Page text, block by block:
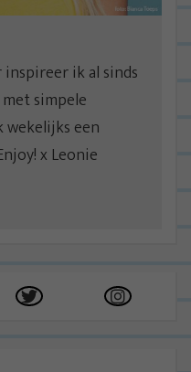
ik al sinds
simpele
een
x Leonie